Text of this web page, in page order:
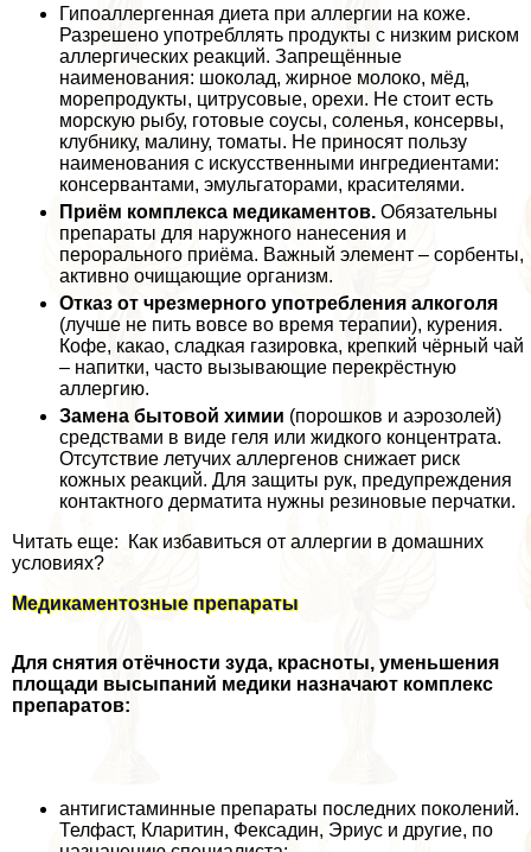
Гипоаллергенная диета при аллергии на коже.
Разрешено употрeбллять продукты с низким риском
аллергических реакций. Запрещённые
наименования: шоколад, жирное молоко, мёд,
морепродукты, цитрусовые, орехи. Не стоит есть
морскую рыбу, готовые соусы, соленья, консервы,
клубнику, малину, томаты. Не приносят пользу
наименования с искусственными ингредиентами:
консервантами, эмульгаторами, красителями.
Приём комплекса медикаментов. Обязательны
препараты для наружного нанесения и
перopaльного приёма. Важный элемент – сорбенты,
активно очищающие организм.
Отказ от чрезмерного употрeбления алкоголя
(лучше не пить вовсе во время терапии), курения.
Кофе, какао, сладкая газировка, крепкий чёрный чай
– напитки, часто вызывающие перекрёстную
аллергию.
Замена бытовой химии (порошков и аэрозолей)
средствами в виде геля или жидкого концентрата.
Отсутствие летучих аллергенов снижает риск
кожных реакций. Для защиты рук, предупреждения
контактного дерматита нужны резиновые перчатки.
Читать еще: Как избавиться от аллергии в домашних
условиях?
Медикаментозные препараты
Для снятия отёчности зуда, красноты, уменьшения
площади высыпаний медики назначают комплекс
препаратов:
антигистаминные препараты последних поколений.
Телфаст, Кларитин, Фексадин, Эриус и другие, по